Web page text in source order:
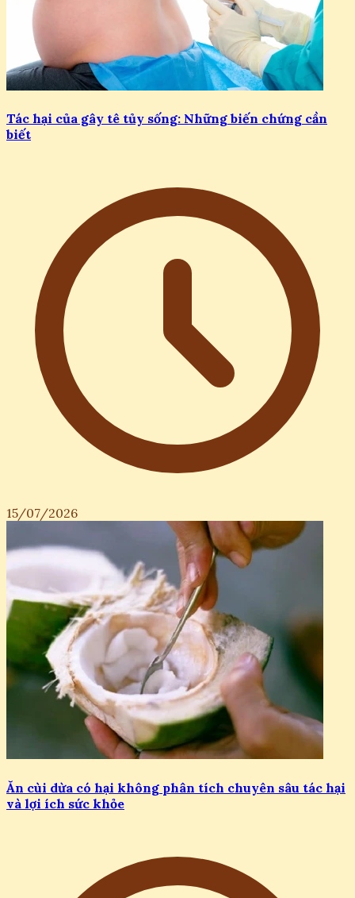
Tác hại của gây tê tủy sống: Những biến chứng cần
biết
15/07/2026
Ăn cùi dừa có hại không phân tích chuyên sâu tác hại
và lợi ích sức khỏe